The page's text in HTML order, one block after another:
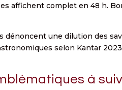
affichent complet en 48 h.
dénoncent une dilution des
selon Kantar
à